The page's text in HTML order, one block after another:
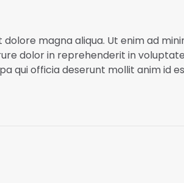
magna aliqua. Ut enim ad
dolor in reprehenderit in
qui officia deserunt mollit anim id